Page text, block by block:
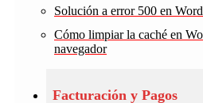
Solución a error 500 en
Cómo limpiar la caché en
navegador
Facturación y Pagos